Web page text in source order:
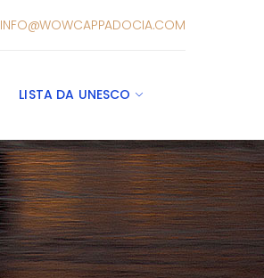
INFO@WOWCAPPADOCIA.COM
LISTA DA UNESCO